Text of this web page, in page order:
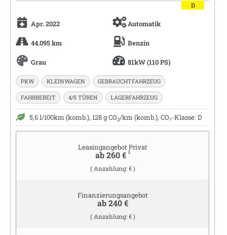
Apr. 2022 Automatik
44.095 km Benzin
Grau 81kW (110 PS)
D
PKW KLEINWAGEN GEBRAUCHTFAHRZEUG
FAHRBEREIT 4/5 TÜREN LAGERFAHRZEUG
5,6 l/100km (komb.), 128 g CO2/km (komb.), CO₂-Klasse: D
Leasingangebot Privat
ab 260 € 1
( Anzahlung: € )
Finanzierungsangebot
ab 240 €
( Anzahlung: € )